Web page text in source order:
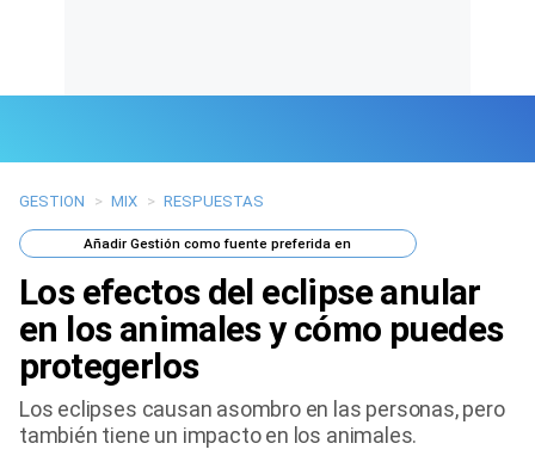
Últimas Noticias
Mi Bolsillo
Respuestas
Gente
Vida Laboral
GESTION > MIX > RESPUESTAS
AñadirGestión como fuente preferida en
Los efectos del eclipse anular
en los animales y cómo puedes
protegerlos
Los eclipses causan asombro en las personas, pero
también tiene un impacto en los animales.